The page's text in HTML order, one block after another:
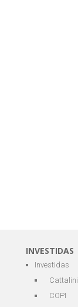
INVESTIDAS
Investidas
Cattalini
COPI